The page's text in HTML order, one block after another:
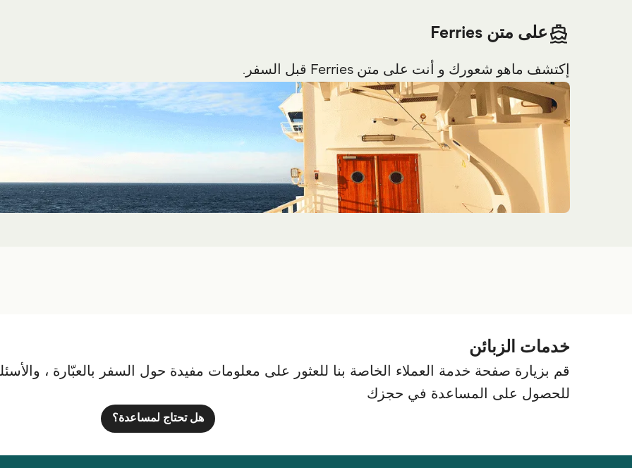
على متن Ferries
إكتشف ماهو شعورك و أنت على متن Ferries قبل السفر.
خدمات الزبائن
قم بزيارة صفحة خدمة العملاء الخاصة بنا للعثور على معلومات مفيدة حول السفر بالعبّارة ،
للحصول على المساعدة في حجزك
هل تحتاج لمساعدة؟